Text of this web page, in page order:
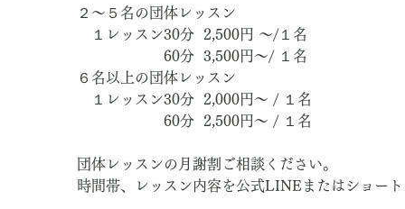
２～５名の団体レッスン
１レッスン30分  2,500円 ～/１名
60分  3,500円～/ １名
６名以上の団体レッスン
１レッスン30分  2,000円～ / １名
60分  2,500円～ / １名
団体レッスンの月謝割ご相談ください。
時間帯、レッスン内容を公式LINEまたはショー